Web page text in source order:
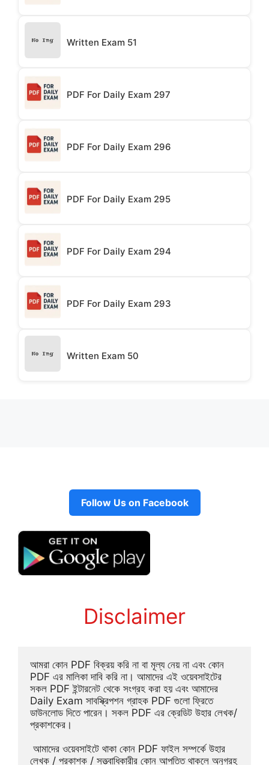
Written Exam 51
PDF For Daily Exam 297
PDF For Daily Exam 296
PDF For Daily Exam 295
PDF For Daily Exam 294
PDF For Daily Exam 293
Written Exam 50
Follow Us on Facebook
Disclaimer
আমরা কোন PDF বিক্রয় করি না বা মূল্য নেয় না এবং কোন
PDF এর মালিকা দাবি করি না। আমাদের এই ওয়েবসাইটের
সকল PDF ইন্টারনেট থেকে সংগ্রহ করা হয় এবং আমাদের
Daily Exam সাবস্ক্রিপশন গ্রাহক PDF গুলো ফ্রিতে
ডাউনলোড দিতে পারেন। সকল PDF এর ক্রেডিট উহার লেখক/
প্রকাশকের।
লেখক / প্রকাশক / সত্ত্বাধিকারীর কোন আপত্তি থাকলে অনুগ্রহ